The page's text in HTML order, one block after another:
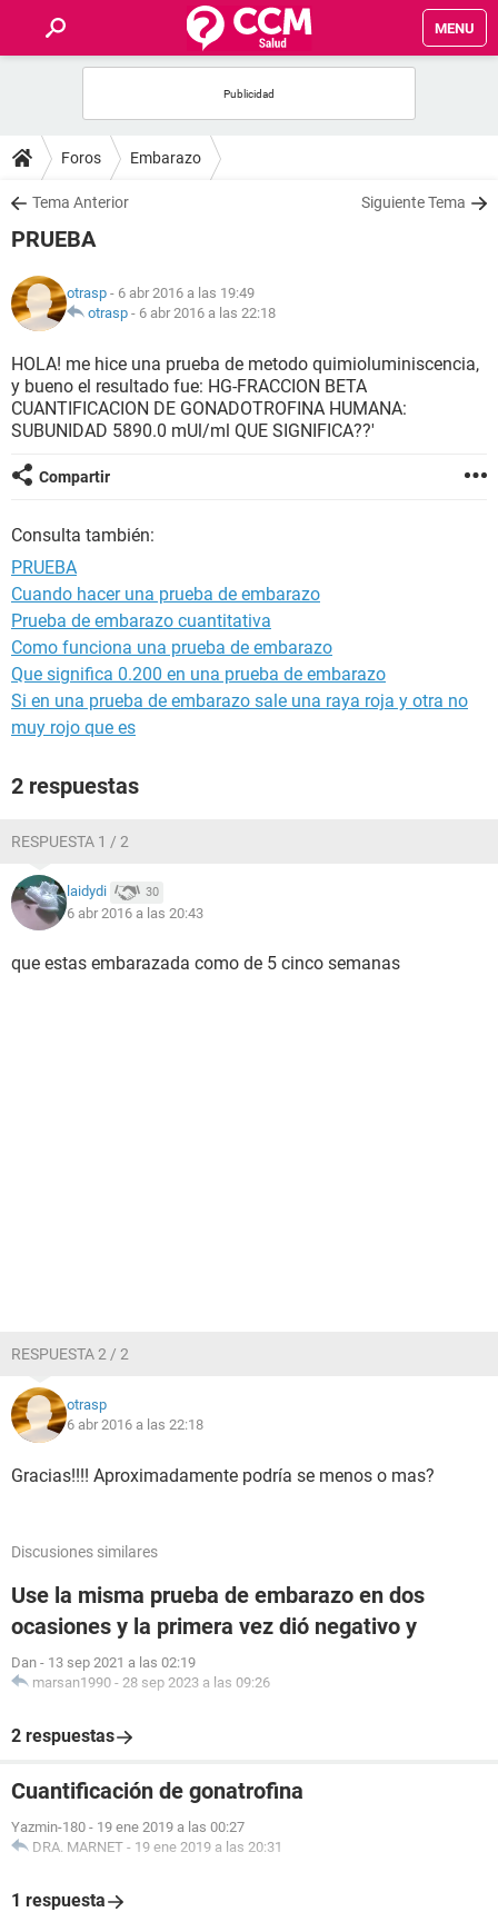
MENU
FOROS
SALUD
NUTRICIÓN
BIENESTAR
SEXUALIDAD
GLOSARIO
Foros Embarazo
Tema Anterior Siguiente Tema
PRUEBA
otrasp - 6 abr 2016 a las 19:49
otrasp - 6 abr 2016 a las 22:18
HOLA! me hice una prueba de metodo quimioluminiscencia,
y bueno el resultado fue: HG-FRACCION BETA
CUANTIFICACION DE GONADOTROFINA HUMANA:
SUBUNIDAD 5890.0 mUl/ml QUE SIGNIFICA??'
Compartir
Consulta también:
PRUEBA
Cuando hacer una prueba de embarazo
Prueba de embarazo cuantitativa
Como funciona una prueba de embarazo
Que significa 0.200 en una prueba de embarazo
Si en una prueba de embarazo sale una raya roja y otra no
muy rojo que es
2 respuestas
RESPUESTA 1 / 2
laidydi 30
6 abr 2016 a las 20:43
que estas embarazada como de 5 cinco semanas
RESPUESTA 2 / 2
otrasp
6 abr 2016 a las 22:18
Gracias!!!! Aproximadamente podría se menos o mas?
Discusiones similares
Use la misma prueba de embarazo en dos
ocasiones y la primera vez dió negativo y
Dan - 13 sep 2021 a las 02:19
marsan1990 - 28 sep 2023 a las 09:26
2 respuestas
Cuantificación de gonatrofina
Yazmin-180 - 19 ene 2019 a las 00:27
DRA. MARNET - 19 ene 2019 a las 20:31
1 respuesta